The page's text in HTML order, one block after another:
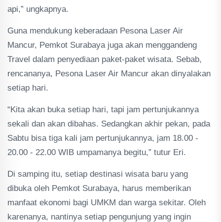
api,” ungkapnya.
Guna mendukung keberadaan Pesona Laser Air
Mancur, Pemkot Surabaya juga akan menggandeng
Travel dalam penyediaan paket-paket wisata. Sebab,
rencananya, Pesona Laser Air Mancur akan dinyalakan
setiap hari.
“Kita akan buka setiap hari, tapi jam pertunjukannya
sekali dan akan dibahas. Sedangkan akhir pekan, pada
Sabtu bisa tiga kali jam pertunjukannya, jam 18.00 -
20.00 - 22.00 WIB umpamanya begitu,” tutur Eri.
Di samping itu, setiap destinasi wisata baru yang
dibuka oleh Pemkot Surabaya, harus memberikan
manfaat ekonomi bagi UMKM dan warga sekitar. Oleh
karenanya, nantinya setiap pengunjung yang ingin